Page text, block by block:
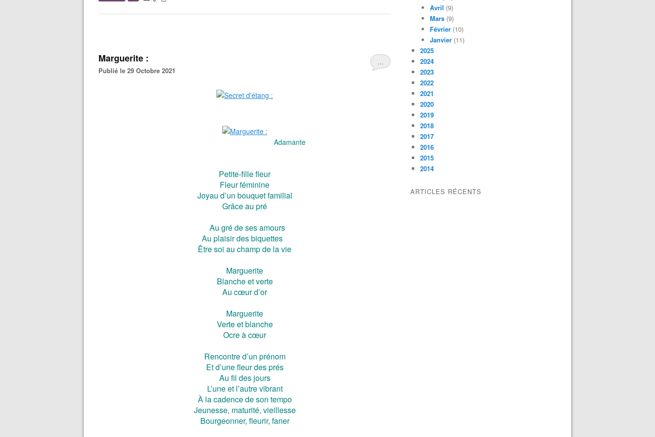
…
Marguerite :
Publié le 29 Octobre 2021
Adamante
Petite-fille fleur
Fleur féminine
Joyau d’un bouquet familial
Grâce au pré
Au gré de ses amours
Au plaisir des biquettes
Être soi au champ de la vie
Marguerite
Blanche et verte
Au cœur d’or
Marguerite
Verte et blanche
Ocre à cœur
Rencontre d’un prénom
Et d’une fleur des prés
Au fil des jours
L’une et l’autre vibrant
À la cadence de son tempo
Jeunesse, maturité, vieillesse
Bourgeonner, fleurir, faner
Avril (9)
Mars (9)
Février (10)
Janvier (11)
2025
2024
2023
2022
2021
2020
2019
2018
2017
2016
2015
2014
ARTICLES RÉCENTS